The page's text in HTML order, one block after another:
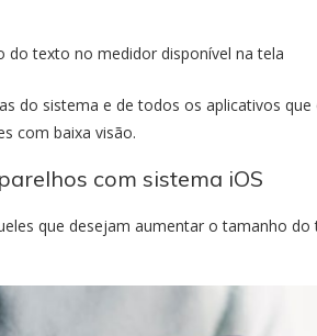
do texto no medidor disponível na tela
do sistema e de todos os aplicativos
com baixa visão.
com sistema iOS
que desejam aumentar o tamanho